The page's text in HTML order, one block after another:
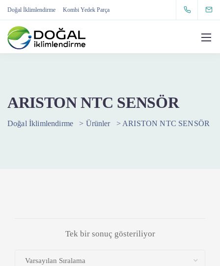
Doğal İklimlendirme Kombi Yedek Parça
ARISTON NTC SENSÖR
Doğal İklimlendirme > Ürünler > ARISTON NTC SENSÖR
Tek bir sonuç gösteriliyor